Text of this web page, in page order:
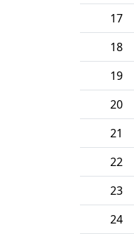
17
18
19
20
21
22
23
24